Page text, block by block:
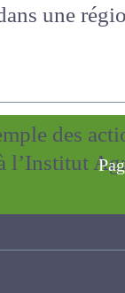
une
des
à l’Institut